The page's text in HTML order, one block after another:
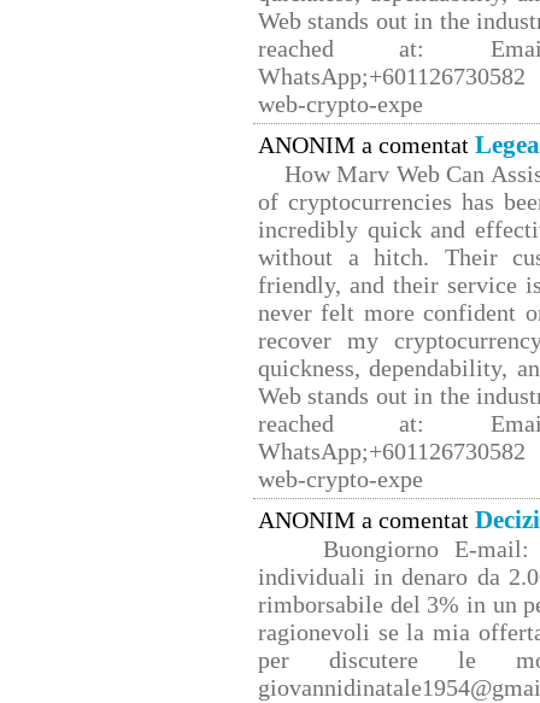
Web stands out in the
reached at: Email
web-crypto-expe
ANONIM a comentat
How Marv Web Can
of cryptocurrencies has
incredibly quick and
without a hitch. Their
friendly, and their service
never felt more confident
recover my
quickness, dependability,
Web stands out in the
reached at: Email
web-crypto-expe
ANONIM a comentat
Buongiorno E-mail:
individuali in denaro da
rimborsabile del 3% in un
ragionevoli se la mia
per discutere le